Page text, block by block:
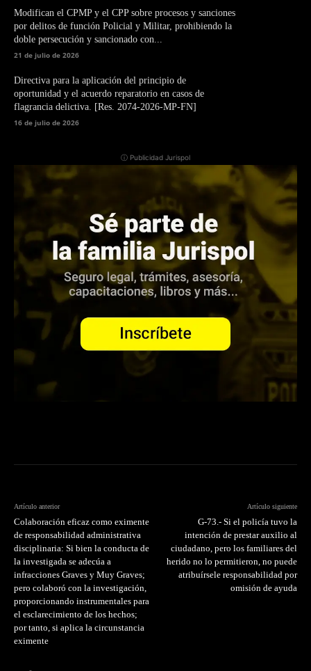
Modifican el CPMP y el CPP sobre procesos y sanciones
por delitos de función Policial y Militar, prohibiendo la
doble persecución y sancionado con...
21 de julio de 2026
Directiva para la aplicación del principio de
oportunidad y el acuerdo reparatorio en casos de
flagrancia delictiva. [Res. 2074-2026-MP-FN]
16 de julio de 2026
ⓘ Publicidad Jurispol
Artículo anterior
Colaboración eficaz como eximente
de responsabilidad administrativa
disciplinaria: Si bien la conducta de
la investigada se adecúa a
infracciones Graves y Muy Graves;
pero colaboró con la investigación,
proporcionando instrumentales para
el esclarecimiento de los hechos;
por tanto, si aplica la circunstancia
eximente
Artículo siguiente
G-73.- Si el policía tuvo la
intención de prestar auxilio al
ciudadano, pero los familiares del
herido no lo permitieron, no puede
atribuírsele responsabilidad por
omisión de ayuda